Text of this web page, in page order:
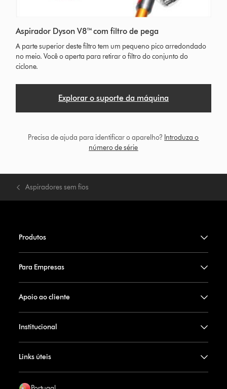
Aspirador Dyson V8™ com filtro de pega
A parte superior deste filtro tem um pequeno pico arredondado
no meio. Você o aperta para retirar o filtro do conjunto do
ciclone.
Explorar o suporte da máquina
Precisa de ajuda para identificar o aparelho? Introduza o
número de série
Aspiradores sem fios
Produtos
Para Empresas
Apoio ao cliente
Institucional
Links úteis